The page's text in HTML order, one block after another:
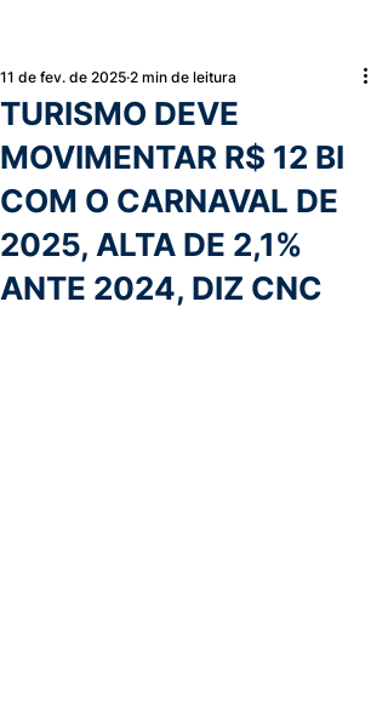
TURISMO DEVE
MOVIMENTAR R$ 12 BI
COM O CARNAVAL DE
2025, ALTA DE 2,1%
ANTE 2024, DIZ CNC
11 de fev. de 2025 2 min de leitura